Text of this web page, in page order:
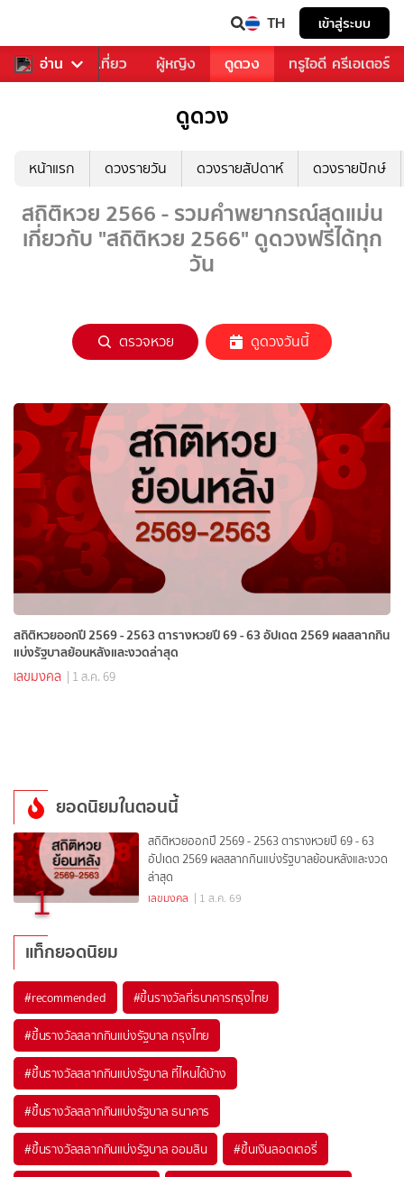
TH เข้าสู่ระบบ
อ่าน
อาหาร ท่องเที่ยว ผู้หญิง ดูดวง ทรูไอดี ครีเอเตอร์
ดูดวง
หน้าแรก ดวงรายวัน ดวงรายสัปดาห์ ดวงรายปักษ์
สถิติหวย 2566 - รวมคำพยากรณ์สุดแม่น
เกี่ยวกับ "สถิติหวย 2566" ดูดวงฟรีได้ทุก
วัน
ตรวจหวย ดูดวงวันนี้
สถิติหวยออกปี 2569 - 2563 ตารางหวยปี 69 - 63 อัปเดต 2569 ผลสลากกิน
แบ่งรัฐบาลย้อนหลังและงวดล่าสุด
เลขมงคล | 1 ส.ค. 69
ยอดนิยมในตอนนี้
1
สถิติหวยออกปี 2569 - 2563 ตารางหวยปี 69 - 63
อัปเดต 2569 ผลสลากกินแบ่งรัฐบาลย้อนหลังและงวด
ล่าสุด
เลขมงคล | 1 ส.ค. 69
แท็กยอดนิยม
#recommended #ขึ้นรางวัลที่ธนาคารกรุงไทย
#ขึ้นรางวัลสลากกินแบ่งรัฐบาล กรุงไทย
#ขึ้นรางวัลสลากกินแบ่งรัฐบาล ที่ไหนได้บ้าง
#ขึ้นรางวัลสลากกินแบ่งรัฐบาล ธนาคาร
#ขึ้นรางวัลสลากกินแบ่งรัฐบาล ออมสิน #ขึ้นเงินลอตเตอรี่